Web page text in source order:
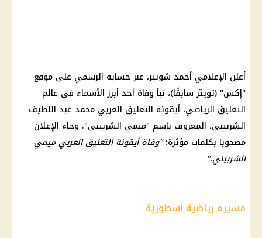
أعلن الإعلامي أحمد شوبير، عبر حسابه الرسمي على موقع
"إكس" (تويتر سابقًا)، نبأ وفاة أحد أبرز الأسماء في عالم
التعليق الرياضي، أيقونة التعليق العربي محمد عبد اللطيف
الشربيني، المعروف باسم "ميمي الشربيني". وجاء الإعلان
مصحوبًا بكلمات مؤثرة:"وفاة أيقونة التعليق العربي ميمي
الشربيني."
مسيرة رياضية أسطورية